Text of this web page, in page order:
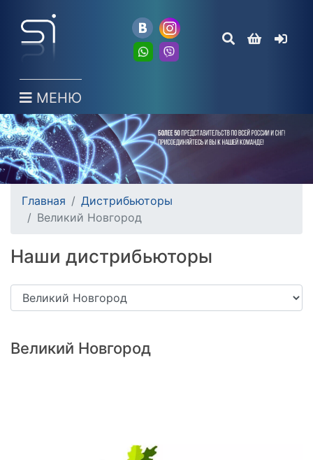
МЕНЮ
Главная
Дистрибьюторы
Великий Новгород
Наши дистрибьюторы
Великий Новгород